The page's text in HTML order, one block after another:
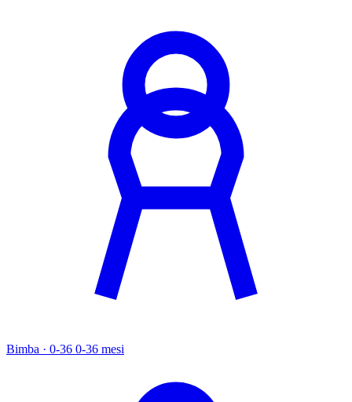
Bimba · 0-36 0-36 mesi